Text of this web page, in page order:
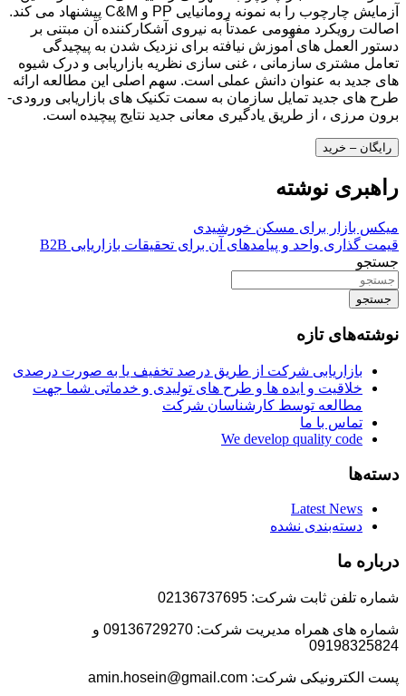
آزمایش چارچوب را به نمونه رومانیایی PP و C&M پیشنهاد می کند.
اصالت رویکرد مفهومی عمدتاً به نیروی آشکارکننده آن مبتنی بر
دستور العمل های آموزش نیافته برای نزدیک شدن به پیچیدگی
تعامل مشتری سازمانی ، غنی سازی نظریه بازاریابی و درک شیوه
های جدید به عنوان دانش عملی است. سهم اصلی این مطالعه ارائه
طرح های جدید تمایل سازمان به سمت تکنیک های بازاریابی ورودی-
برون مرزی ، از طریق یادگیری معانی جدید نتایج پیچیده است.
رایگان – خرید
راهبری نوشته
میکس بازار برای مسکن خورشیدی
قیمت گذاری واحد و پیامدهای آن برای تحقیقات بازاریابی B2B
جستجو
جستجو
نوشته‌های تازه
بازاریابی شرکت از طریق درصد تخفیف یا به صورت درصدی
خلاقیت و ایده ها و طرح های تولیدی و خدماتی شما جهت
مطالعه توسط کارشناسان شرکت
تماس با ما
We develop quality code
دسته‌ها
Latest News
دسته‌بندی نشده
درباره ما
شماره تلفن ثابت شرکت: 02136737695
شماره های همراه مدیریت شرکت: 09136729270 و
09198325824
پست الکترونیکی شرکت: amin.hosein@gmail.com